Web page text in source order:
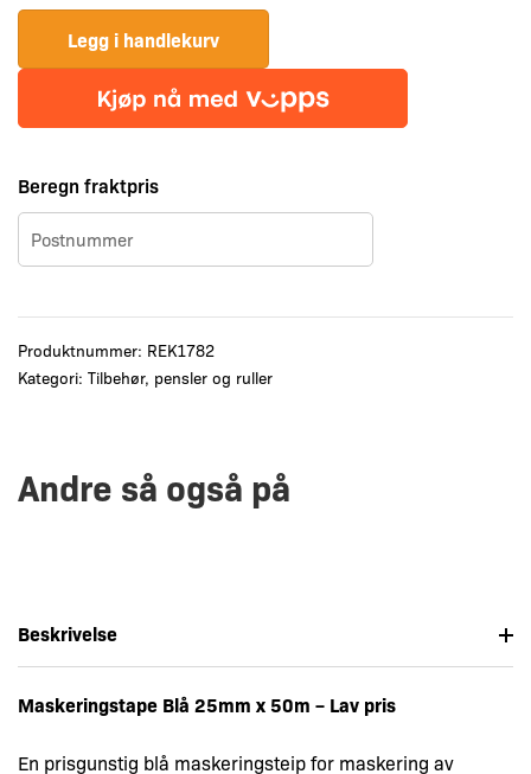
-
Lav
pris
Legg i handlekurv
Beregn fraktpris
Produktnummer: REK1782
Kategori: Tilbehør, pensler og ruller
Andre så også på
Beskrivelse
Maskeringstape Blå 25mm x 50m – Lav pris
En prisgunstig blå maskeringsteip for maskering av